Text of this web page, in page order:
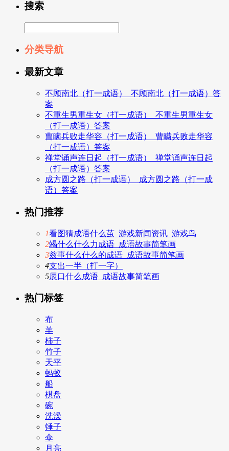
搜索
分类导航
最新文章
不顾南北（打一成语）_不顾南北（打一成语）答
案
不重生男重生女（打一成语）_不重生男重生女
（打一成语）答案
曹瞒兵败走华容（打一成语）_曹瞒兵败走华容
（打一成语）答案
禅堂诵声连日起（打一成语）_禅堂诵声连日起
（打一成语）答案
成方圆之路（打一成语）_成方圆之路（打一成
语）答案
热门推荐
1看图猜成语什么茧_游戏新闻资讯_游戏鸟
2竭什么什么力成语_成语故事简笔画
3兹事什么什么的成语_成语故事简笔画
4支出一半（打一字）
5辰口什么成语_成语故事简笔画
热门标签
布
羊
柿子
竹子
天平
蚂蚁
船
棋盘
碗
洗澡
锤子
伞
月亮